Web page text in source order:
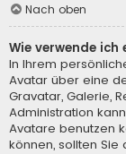
Nach oben
Wie verwende ich
In Ihrem
Avatar über eine
Gravatar, Galerie,
Administration
Avatare benutzen
können, sollten